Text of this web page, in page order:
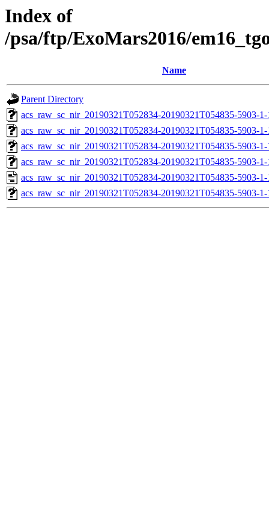
Index of
/psa/ftp/ExoMars2016/
Name
Parent Directory
acs_raw_sc_nir_20190321T052834-20190321T054835-5903-
acs_raw_sc_nir_20190321T052834-20190321T054835-5903-
acs_raw_sc_nir_20190321T052834-20190321T054835-5903-
acs_raw_sc_nir_20190321T052834-20190321T054835-5903-
acs_raw_sc_nir_20190321T052834-20190321T054835-5903-
acs_raw_sc_nir_20190321T052834-20190321T054835-5903-